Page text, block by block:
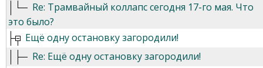
Re: Трамвайный коллапс сегодня 17-го мая. Что
это было?
Ещё одну остановку загородили!
Re: Ещё одну остановку загородили!